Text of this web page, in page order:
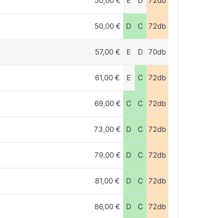
50,00 € D C 72db
57,00 € E D 70db
61,00 € E C 72db
69,00 € C C 72db
73,00 € D C 72db
79,00 € D C 72db
81,00 € D C 72db
86,00 € D C 72db